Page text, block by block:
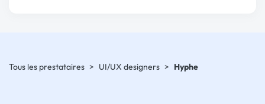
Tous les prestataires > UI/UX designers > Hyphe